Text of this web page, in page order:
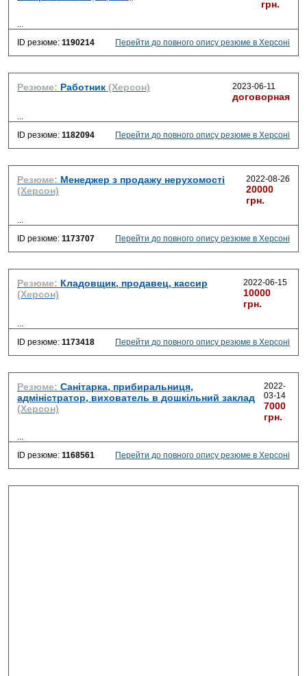
грн.
...
ID резюме: 1190214 Перейти до повного опису резюме в Херсоні
Резюме: Работник (Херсон) 2023-06-11
договорная
...
ID резюме: 1182094 Перейти до повного опису резюме в Херсоні
Резюме: Менеджер з продажу нерухомості
(Херсон)
2022-08-26
20000
грн.
...
ID резюме: 1173707 Перейти до повного опису резюме в Херсоні
Резюме: Кладовщик, продавец, кассир
(Херсон)
2022-06-15
10000
грн.
...
ID резюме: 1173418 Перейти до повного опису резюме в Херсоні
Резюме: Санітарка, прибиральниця,
адміністратор, вихователь в дошкільний заклад
(Херсон)
2022-
03-14
7000
грн.
...
ID резюме: 1168561 Перейти до повного опису резюме в Херсоні